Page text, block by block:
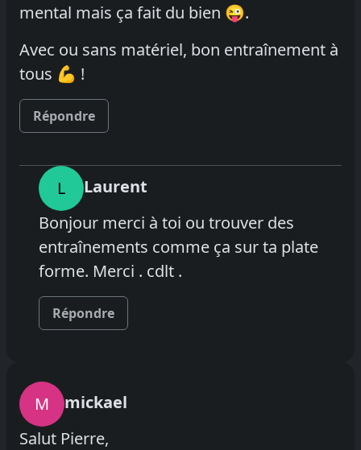
mental mais ça fait du bien 😜.
Avec ou sans matériel, bon entraînement à
tous 💪 !
Répondre
L
Laurent
Bonjour merci à toi ou trouver des
entraînements comme ça sur ta plate
forme. Merci . cdlt .
Répondre
M
mickael
Salut Pierre,